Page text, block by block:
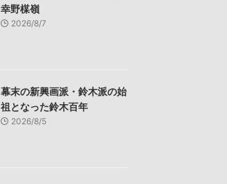
幸野楳嶺
2026/8/7
幕末の新興画派・鈴木派の始
祖となった鈴木百年
2026/8/5